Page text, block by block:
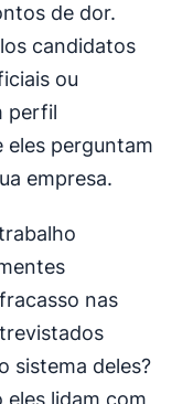
de dor.
candidatos
ou
perfil
eles perguntam
empresa.
nas
sistema deles?
eles lidam com